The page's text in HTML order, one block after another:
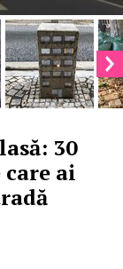
30
care ai